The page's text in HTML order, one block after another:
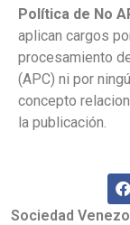
Política de No
aplican cargos
procesamiento
(APC) ni por
concepto
la publicación.
Sociedad